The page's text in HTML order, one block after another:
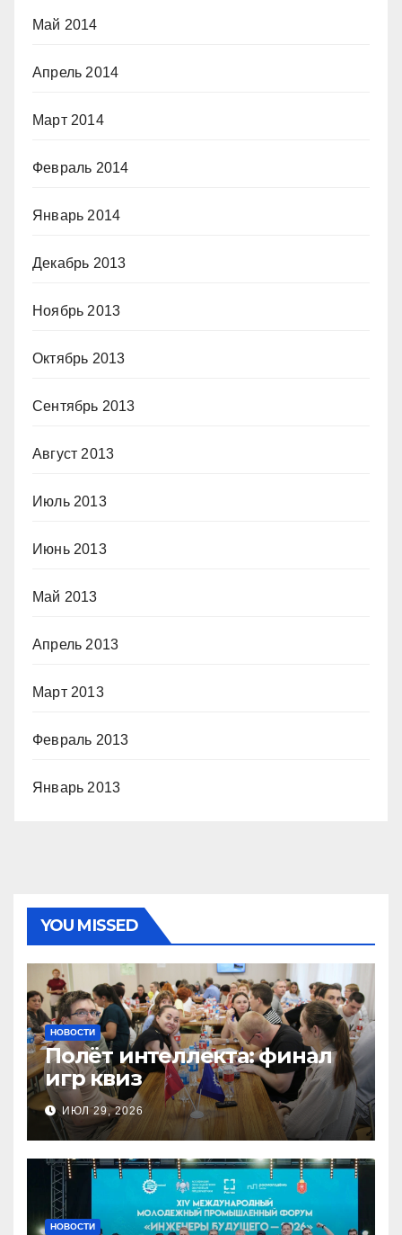
Май 2014
Апрель 2014
Март 2014
Февраль 2014
Январь 2014
Декабрь 2013
Ноябрь 2013
Октябрь 2013
Сентябрь 2013
Август 2013
Июль 2013
Июнь 2013
Май 2013
Апрель 2013
Март 2013
Февраль 2013
Январь 2013
YOU MISSED
НОВОСТИ
Полёт интеллекта: финал
игр квиз
ИЮЛ 29, 2026
НОВОСТИ